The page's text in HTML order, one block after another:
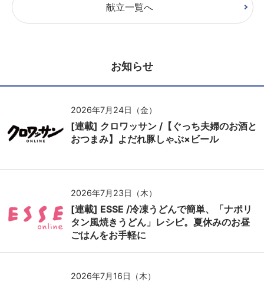
献立一覧へ
お知らせ
2026年7月24日（金）
[連載] クロワッサン /【ぐっち夫婦のお酒と
おつまみ】よだれ豚しゃぶ×ビール
2026年7月23日（木）
[連載] ESSE /冷凍うどんで簡単、「ナポリ
タン風焼きうどん」レシピ。夏休みのお昼
ごはんをお手軽に
2026年7月16日（木）